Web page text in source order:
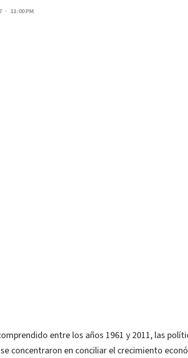
· 11:00 PM
entre los años 1961 y 2011, las
concentraron en conciliar el crecimiento